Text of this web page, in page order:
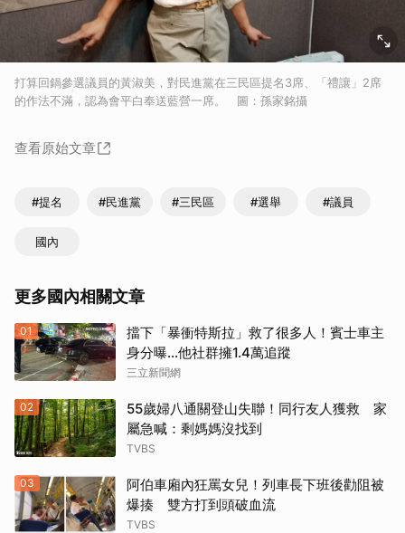
打算回鍋參選議員的黃淑美，對民進黨在三民區提名3席、「禮讓」2席
的作法不滿，認為會平白奉送藍營一席。 圖：孫家銘攝
查看原始文章
#提名 #民進黨 #三民區 #選舉 #議員
國內
更多國內相關文章
01
擋下「暴衝特斯拉」救了很多人！賓士車主
身分曝…他社群擁1.4萬追蹤
三立新聞網
02
55歲婦八通關登山失聯！同行友人獲救 家
屬急喊：剩媽媽沒找到
TVBS
03
阿伯車廂內狂罵女兒！列車長下班後勸阻被
爆揍 雙方打到頭破血流
TVBS